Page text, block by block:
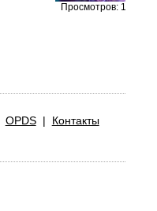
Просмотров: 127
OPDS| Контакты